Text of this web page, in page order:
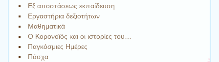
Εξ αποστάσεως εκπαίδευση
Εργαστήρια δεξιοτήτων
Μαθηματικά
Ο Κορονοϊός και οι ιστορίες του…
Παγκόσμιες Ημέρες
Πάσχα